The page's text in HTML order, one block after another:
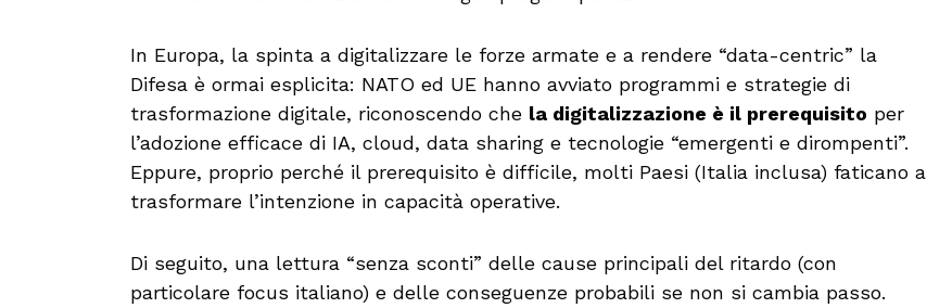
In Europa, la spinta a digitalizzare le forze armate e a rendere “data-centric” la
Difesa è ormai esplicita: NATO ed UE hanno avviato programmi e strategie di
trasformazione digitale, riconoscendo che la digitalizzazione è il prerequisito per
l’adozione efficace di IA, cloud, data sharing e tecnologie “emergenti e dirompenti”.
Eppure, proprio perché il prerequisito è difficile, molti Paesi (Italia inclusa) faticano a
trasformare l’intenzione in capacità operative.
Di seguito, una lettura “senza sconti” delle cause principali del ritardo (con
particolare focus italiano) e delle conseguenze probabili se non si cambia passo.